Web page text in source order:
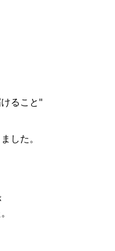
ること"
した。